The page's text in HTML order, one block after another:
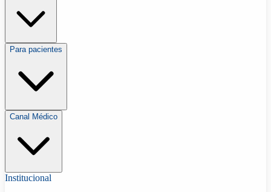
Para pacientes
Canal Médico
Institucional